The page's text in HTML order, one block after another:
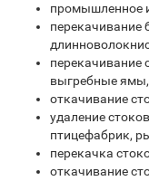
промышленное
перекачивание
перекачивание
выгребные
откачивание
удаление
птицефабрик,
перекачка
откачивание